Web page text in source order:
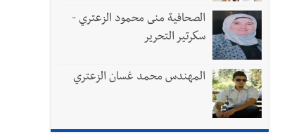
الصحافية منى محمود الزعتري -
سكرتير التحرير
المهندس محمد غسان الزعتري